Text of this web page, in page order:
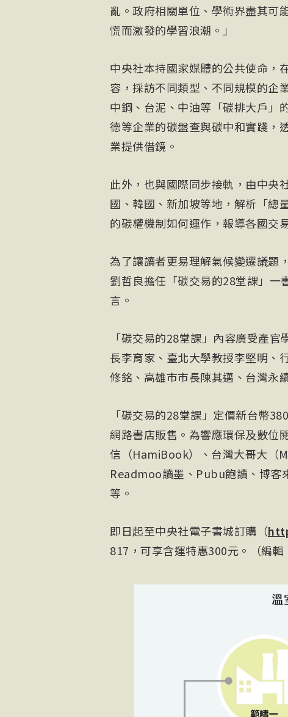
亂。政府相關單位、學術界盡其可
慌而激發的學習浪潮。」
中央社本持國家媒體的公共使命，
容，採訪不同類型、不同規模的企
中鋼、台泥、中油等「碳排大戶」
德等企業的碳盤查與碳中和實踐，
業提供借鏡。
此外，也與國際同步接軌，由中央
國、韓國、新加坡等地，解析「總
的碳權機制如何運作，報導各國交
為了讓讀者更易理解氣候變遷議題
劉哲良擔任「碳交易的28堂課」一
言。
「碳交易的28堂課」內容廣受產
長李育家、臺北大學教授李堅明、
修銘、高雄市市長陳其邁 、台灣永
「碳交易的28堂課」定價新台幣
網路書店販售。為響應環保及數位
信（HamiBook）、台灣大哥大（
Readmoo讀墨、Pubu飽讀、博客
等。
即日起至中央社電子書城訂購（
817，可享含運特惠300元。（編